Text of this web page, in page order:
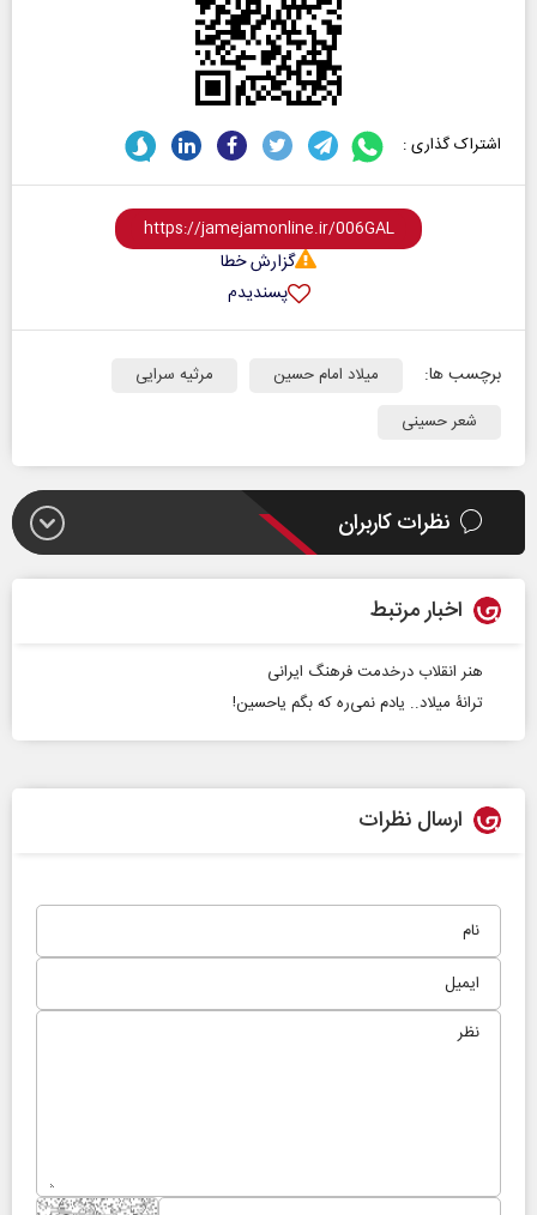
اشتراک گذاری :
گزارش خطا
پسندیدم
برچسب ها: میلاد امام حسین
مرثیه سرایی
شعر حسینی
نظرات کاربران
اخبار مرتبط
هنر انقلاب درخدمت فرهنگ ایرانی
ترانۀ میلاد.. یادم نمی‌ره که بگم یاحسین!
ارسال نظرات